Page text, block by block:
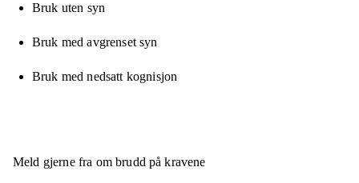
Bruk uten syn
Bruk med avgrenset syn
Bruk med nedsatt kognisjon
Meld gjerne fra om brudd på kravene